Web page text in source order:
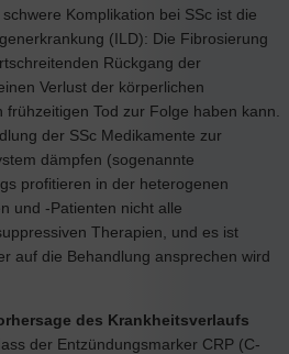
Komplikation bei SSc ist die
(ILD): Die Fibrosierung
Rückgang der
Verlust der körperlichen
Tod zur Folge haben kann.
der SSc Medikamente zur
dämpfen (sogenannte
profitieren in der heterogenen
und -Patienten nicht alle
Therapien, und es ist
auf die Behandlung ansprechen wird
des Krankheitsverlaufs
der Entzündungsmarker CRP (C-